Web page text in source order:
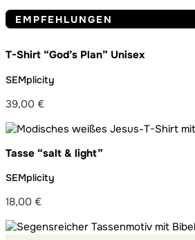
EMPFEHLUNGEN
T-Shirt “God’s Plan” Unisex
SEMplicity
39,00 €
Tasse “salt & light”
SEMplicity
18,00 €